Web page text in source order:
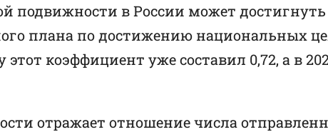
подвижности в России может достигнуть
плана по достижению национальных
этот коэффициент уже составил 0,72, а в
отражает отношение числа